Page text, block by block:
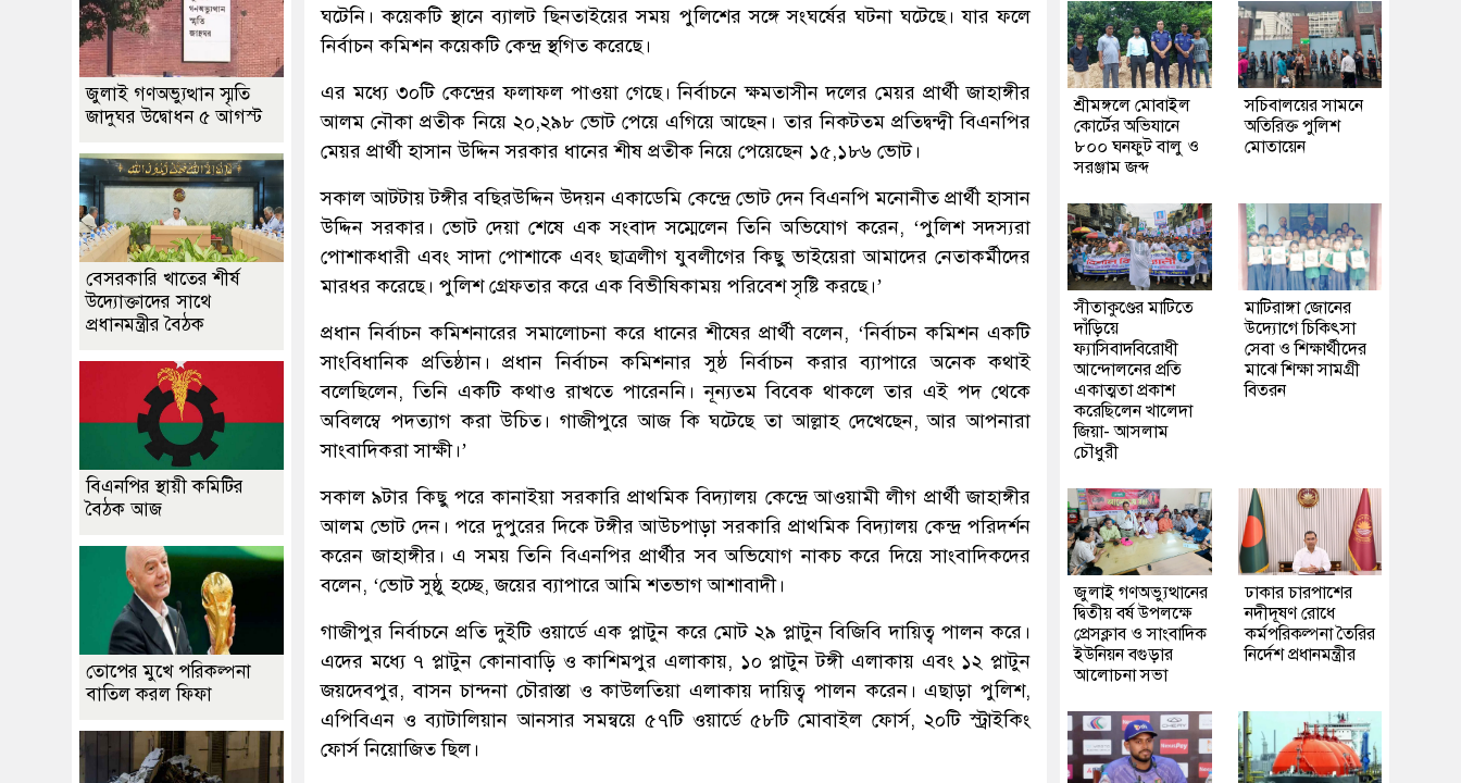
ঘটেনি। কয়েকটি স্থানে ব্যালট ছিনতাইয়ের সময় পুলিশের সঙ্গে সংঘর্ষের ঘটনা ঘটেছে। যার ফলে
নির্বাচন কমিশন কয়েকটি কেন্দ্র স্থগিত করেছে।
এর মধ্যে ৩০টি কেন্দ্রের ফলাফল পাওয়া গেছে। নির্বাচনে ক্ষমতাসীন দলের মেয়র প্রার্থী জাহাঙ্গীর
আলম নৌকা প্রতীক নিয়ে ২০,২৯৮ ভোট পেয়ে এগিয়ে আছেন। তার নিকটতম প্রতিদ্বন্দ্বী বিএনপির
মেয়র প্রার্থী হাসান উদ্দিন সরকার ধানের শীষ প্রতীক নিয়ে পেয়েছেন ১৫,১৮৬ ভোট।
সকাল আটটায় টঙ্গীর বছিরউদ্দিন উদয়ন একাডেমি কেন্দ্রে ভোট দেন বিএনপি মনোনীত প্রার্থী হাসান
উদ্দিন সরকার। ভোট দেয়া শেষে এক সংবাদ সম্মেলেন তিনি অভিযোগ করেন, ‘পুলিশ সদস্যরা
পোশাকধারী এবং সাদা পোশাকে এবং ছাত্রলীগ যুবলীগের কিছু ভাইয়েরা আমাদের নেতাকর্মীদের
মারধর করেছে। পুলিশ গ্রেফতার করে এক বিভীষিকাময় পরিবেশ সৃষ্টি করছে।’
প্রধান নির্বাচন কমিশনারের সমালোচনা করে ধানের শীষের প্রার্থী বলেন, ‘নির্বাচন কমিশন একটি
সাংবিধানিক প্রতিষ্ঠান। প্রধান নির্বাচন কমিশনার সুষ্ঠ নির্বাচন করার ব্যাপারে অনেক কথাই
বলেছিলেন, তিনি একটি কথাও রাখতে পারেননি। নূন্যতম বিবেক থাকলে তার এই পদ থেকে
অবিলম্বে পদত্যাগ করা উচিত। গাজীপুরে আজ কি ঘটেছে তা আল্লাহ দেখেছেন, আর আপনারা
সাংবাদিকরা সাক্ষী।’
সকাল ৯টার কিছু পরে কানাইয়া সরকারি প্রাথমিক বিদ্যালয় কেন্দ্রে আওয়ামী লীগ প্রার্থী জাহাঙ্গীর
আলম ভোট দেন। পরে দুপুরের দিকে টঙ্গীর আউচপাড়া সরকারি প্রাথমিক বিদ্যালয় কেন্দ্র পরিদর্শন
করেন জাহাঙ্গীর। এ সময় তিনি বিএনপির প্রার্থীর সব অভিযোগ নাকচ করে দিয়ে সাংবাদিকদের
বলেন, ‘ভোট সুষ্ঠু হচ্ছে, জয়ের ব্যাপারে আমি শতভাগ আশাবাদী।
গাজীপুর নির্বাচনে প্রতি দুইটি ওয়ার্ডে এক প্লাটুন করে মোট ২৯ প্লাটুন বিজিবি দায়িত্ব পালন করে।
এদের মধ্যে ৭ প্লাটুন কোনাবাড়ি ও কাশিমপুর এলাকায়, ১০ প্লাটুন টঙ্গী এলাকায় এবং ১২ প্লাটুন
জয়দেবপুর, বাসন চান্দনা চৌরাস্তা ও কাউলতিয়া এলাকায় দায়িত্ব পালন করেন। এছাড়া পুলিশ,
এপিবিএন ও ব্যাটালিয়ান আনসার সমন্বয়ে ৫৭টি ওয়ার্ডে ৫৮টি মোবাইল ফোর্স, ২০টি স্ট্রাইকিং
ফোর্স নিয়োজিত ছিল।
জুলাই গণঅভ্যুত্থান স্মৃতি
জাদুঘর উদ্বোধন ৫ আগস্ট
বেসরকারি খাতের শীর্ষ
উদ্যোক্তাদের সাথে
প্রধানমন্ত্রীর বৈঠক
বিএনপির স্থায়ী কমিটির
বৈঠক আজ
তোপের মুখে পরিকল্পনা
বাতিল করল ফিফা
শ্রীমঙ্গলে মোবাইল
কোর্টের অভিযানে
৮০০ ঘনফুট বালু ও
সরঞ্জাম জব্দ
সচিবালয়ের সামনে
অতিরিক্ত পুলিশ
মোতায়েন
সীতাকুণ্ডের মাটিতে
দাঁড়িয়ে
ফ্যাসিবাদবিরোধী
আন্দোলনের প্রতি
একাত্মতা প্রকাশ
করেছিলেন খালেদা
জিয়া- আসলাম
চৌধুরী
মাটিরাঙ্গা জোনের
উদ্যোগে চিকিৎসা
সেবা ও শিক্ষার্থীদের
মাঝে শিক্ষা সামগ্রী
বিতরন
জুলাই গণঅভ্যুত্থানের
দ্বিতীয় বর্ষ উপলক্ষে
প্রেসক্লাব ও সাংবাদিক
ইউনিয়ন বগুড়ার
আলোচনা সভা
ঢাকার চারপাশের
নদীদূষণ রোধে
কর্মপরিকল্পনা তৈরির
নির্দেশ প্রধানমন্ত্রীর